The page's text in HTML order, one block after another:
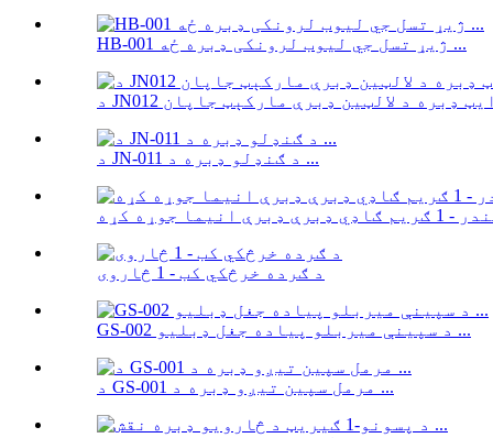
HB-001 ژیړ تسل جي لیوب لرونکی ډبره ځه ...
د JN-011 د ګنډلو ډبره د ...
د ګرده خرڅکي کب - 1 څاروی
GS-002 د سپینې میربلو پیاده جغل ډبلیو ...
د GS-001 مرمل سپین تیږو ډبره د ...